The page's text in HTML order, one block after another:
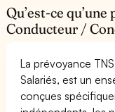
Qu’est-ce
Conducteur /
La prévoyance
Salariés, est un
conçues